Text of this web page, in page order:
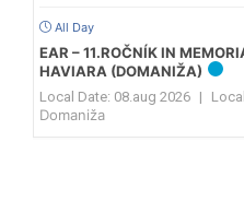
All Day
EAR – 11.ROČNÍK IN
HAVIARA (DOMANIŽA)
Local Date: 08.aug 2026 |
Domaniža